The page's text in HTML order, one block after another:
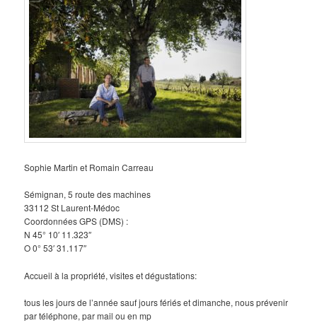
Sophie Martin et Romain Carreau
Sémignan, 5 route des machines
33112 St Laurent-Médoc
Coordonnées GPS (DMS) :
N 45° 10′ 11.323″
O 0° 53′ 31.117″
Accueil à la propriété, visites et dégustations:
tous les jours de l’année sauf jours fériés et dimanche, nous prévenir
par téléphone, par mail ou en mp